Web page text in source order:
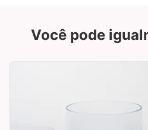
Você pode